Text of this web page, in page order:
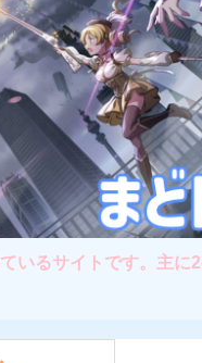
いるサイトです。主